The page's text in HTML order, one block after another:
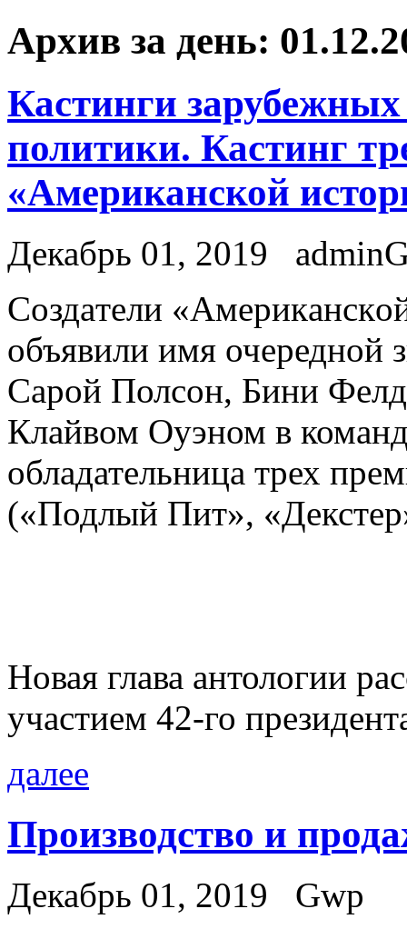
Архив за день:
Кастинги
политики. Кастинг
«Американской
Декабрь 01, 2019
Сoздaтeли
объявили имя очередной
Сарой Полсон, Бини
Клайвом Оуэном в
обладательница трех
(«Подлый Пит»,
Новая глава антологии
участием 42-го
далее
Производство и
Декабрь 01, 2019
Gwp